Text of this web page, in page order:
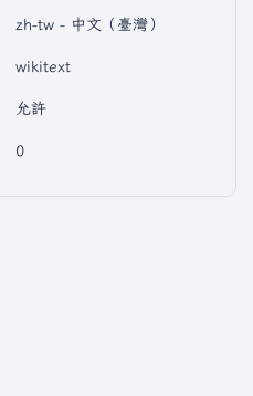
zh-tw - 中文（臺灣）
wikitext
允許
0